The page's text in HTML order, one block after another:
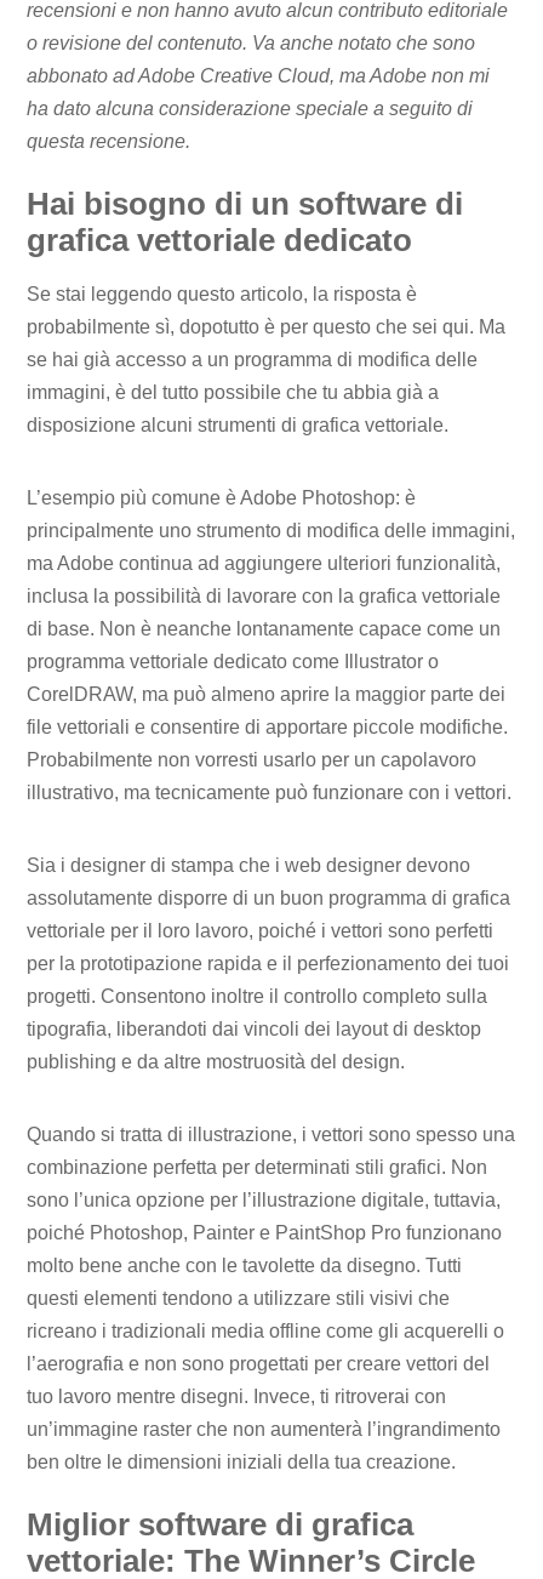
recensioni e non hanno avuto alcun contributo editoriale
o revisione del contenuto. Va anche notato che sono
abbonato ad Adobe Creative Cloud, ma Adobe non mi
ha dato alcuna considerazione speciale a seguito di
questa recensione.
Hai bisogno di un software di
grafica vettoriale dedicato
Se stai leggendo questo articolo, la risposta è
probabilmente sì, dopotutto è per questo che sei qui. Ma
se hai già accesso a un programma di modifica delle
immagini, è del tutto possibile che tu abbia già a
disposizione alcuni strumenti di grafica vettoriale.
L’esempio più comune è Adobe Photoshop: è
principalmente uno strumento di modifica delle immagini,
ma Adobe continua ad aggiungere ulteriori funzionalità,
inclusa la possibilità di lavorare con la grafica vettoriale
di base. Non è neanche lontanamente capace come un
programma vettoriale dedicato come Illustrator o
CorelDRAW, ma può almeno aprire la maggior parte dei
file vettoriali e consentire di apportare piccole modifiche.
Probabilmente non vorresti usarlo per un capolavoro
illustrativo, ma tecnicamente può funzionare con i vettori.
Sia i designer di stampa che i web designer devono
assolutamente disporre di un buon programma di grafica
vettoriale per il loro lavoro, poiché i vettori sono perfetti
per la prototipazione rapida e il perfezionamento dei tuoi
progetti. Consentono inoltre il controllo completo sulla
tipografia, liberandoti dai vincoli dei layout di desktop
publishing e da altre mostruosità del design.
Quando si tratta di illustrazione, i vettori sono spesso una
combinazione perfetta per determinati stili grafici. Non
sono l’unica opzione per l’illustrazione digitale, tuttavia,
poiché Photoshop, Painter e PaintShop Pro funzionano
molto bene anche con le tavolette da disegno. Tutti
questi elementi tendono a utilizzare stili visivi che
ricreano i tradizionali media offline come gli acquerelli o
l’aerografia e non sono progettati per creare vettori del
tuo lavoro mentre disegni. Invece, ti ritroverai con
un’immagine raster che non aumenterà l’ingrandimento
ben oltre le dimensioni iniziali della tua creazione.
Miglior software di grafica
vettoriale: The Winner’s Circle